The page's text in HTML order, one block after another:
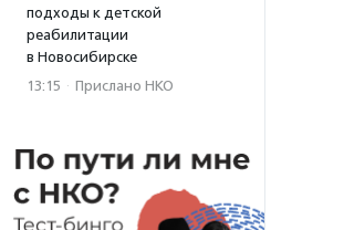
подходы к детской
реабилитации
в Новосибирске
13:15 · Прислано НКО